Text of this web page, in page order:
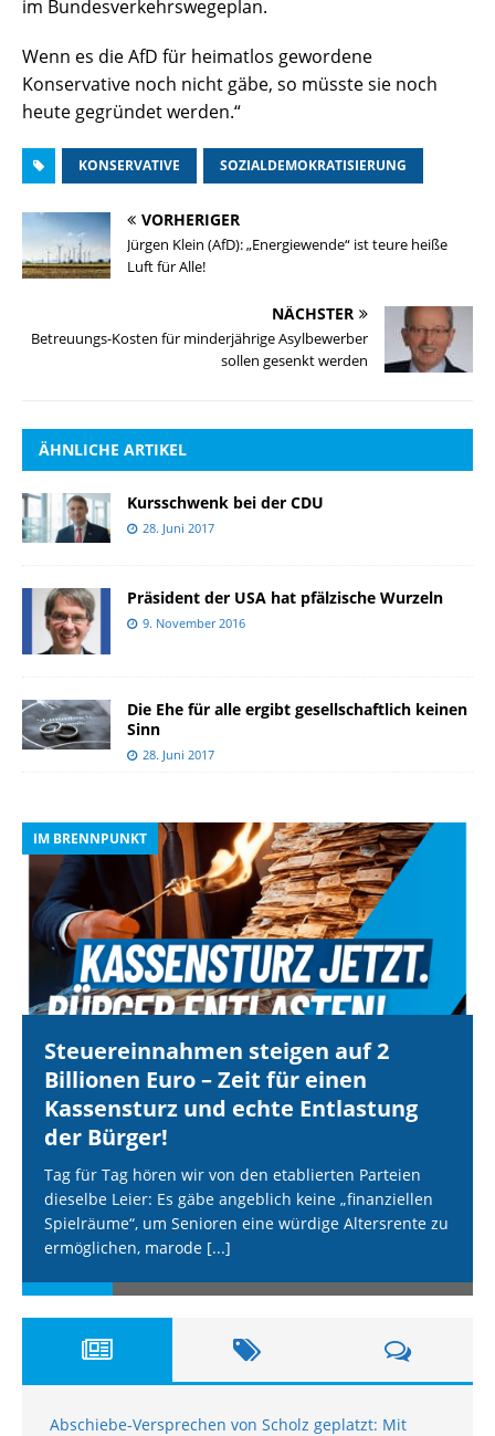
im Bundesverkehrswegeplan.
Wenn es die AfD für heimatlos gewordene
Konservative noch nicht gäbe, so müsste sie noch
heute gegründet werden.“
KONSERVATIVE SOZIALDEMOKRATISIERUNG
VORHERIGER
Jürgen Klein (AfD): „Energiewende“ ist teure heiße
Luft für Alle!
NÄCHSTER
Betreuungs-Kosten für minderjährige Asylbewerber
sollen gesenkt werden
ÄHNLICHE ARTIKEL
Kursschwenk bei der CDU
28. Juni 2017
Präsident der USA hat pfälzische Wurzeln
9. November 2016
Die Ehe für alle ergibt gesellschaftlich keinen
Sinn
28. Juni 2017
IM BRENNPUNKT
Steuereinnahmen steigen auf 2
Billionen Euro – Zeit für einen
Kassensturz und echte Entlastung
der Bürger!
Tag für Tag hören wir von den etablierten Parteien
dieselbe Leier: Es gäbe angeblich keine „finanziellen
Spielräume“, um Senioren eine würdige Altersrente zu
ermöglichen, marode [...]
Abschiebe-Versprechen von Scholz geplatzt: Mit